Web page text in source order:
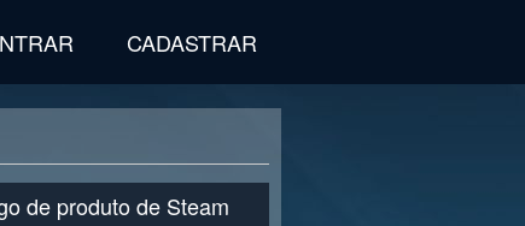
CADASTRAR
de produto de Steam